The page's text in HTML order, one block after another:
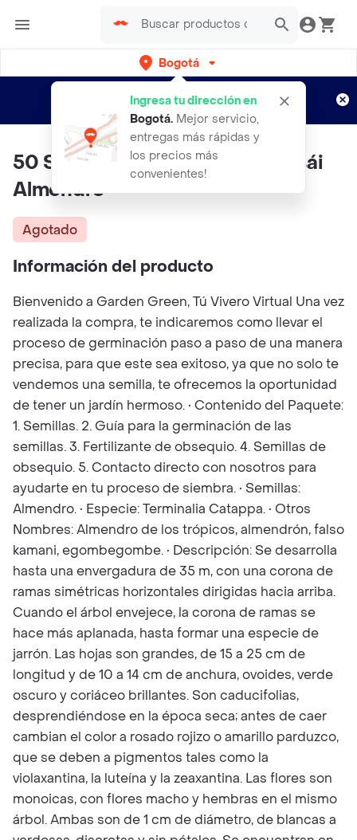
Bogotá
Ingresa tu dirección en
Bogotá. Mejor servicio,
entregas más rápidas y
los precios más
convenientes!
envíos gratis por semanas
Aplican TyC
50 Semillas Orgánicas De Bonsái
Almendro
Agotado
Información del producto
Bienvenido a Garden Green, Tú Vivero Virtual Una vez
realizada la compra, te indicaremos como llevar el
proceso de germinación paso a paso de una manera
precisa, para que este sea exitoso, ya que no solo te
vendemos una semilla, te ofrecemos la oportunidad
de tener un jardín hermoso. • Contenido del Paquete:
1. Semillas. 2. Guía para la germinación de las
semillas. 3. Fertilizante de obsequio. 4. Semillas de
obsequio. 5. Contacto directo con nosotros para
ayudarte en tu proceso de siembra. • Semillas:
Almendro. • Especie: Terminalia Catappa. • Otros
Nombres: Almendro de los trópicos, almendrón, falso
kamani, egombegombe. • Descripción: Se desarrolla
hasta una envergadura de 35 m, con una corona de
ramas simétricas horizontales dirigidas hacia arriba.
Cuando el árbol envejece, la corona de ramas se
hace más aplanada, hasta formar una especie de
jarrón. Las hojas son grandes, de 15 a 25 cm de
longitud y de 10 a 14 cm de anchura, ovoides, verde
oscuro y coriáceo brillantes. Son caducifolias,
desprendiéndose en la época seca; antes de caer
cambian el color a rosado rojizo o amarillo parduzco,
que se deben a pigmentos tales como la
violaxantina, la luteína y la zeaxantina. Las flores son
monoicas, con flores macho y hembras en el mismo
árbol. Ambas son de 1 cm de diámetro, de blancas a